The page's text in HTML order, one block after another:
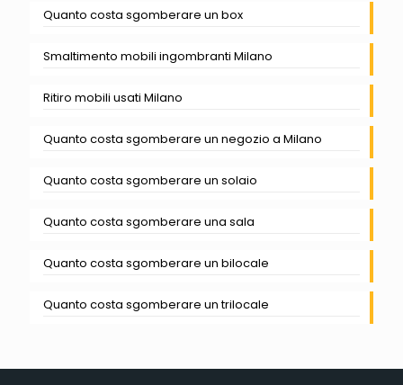
Quanto costa sgomberare un box
Smaltimento mobili ingombranti Milano
Ritiro mobili usati Milano
Quanto costa sgomberare un negozio a Milano
Quanto costa sgomberare un solaio
Quanto costa sgomberare una sala
Quanto costa sgomberare un bilocale
Quanto costa sgomberare un trilocale